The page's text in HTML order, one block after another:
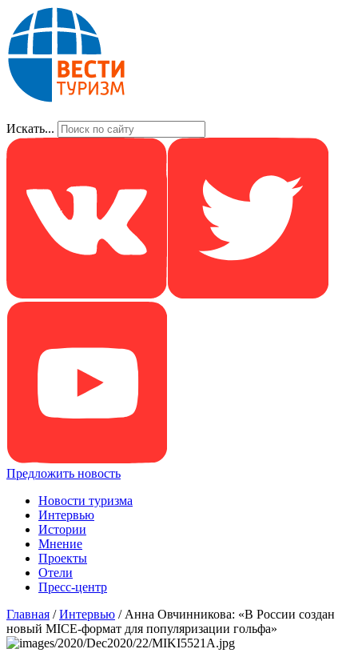
Искать...
Предложить новость
Новости туризма
Интервью
Истории
Мнение
Проекты
Отели
Пресс-центр
Главная /Интервью / Анна Овчинникова: «В России создан
новый МICE-формат для популяризации гольфа»